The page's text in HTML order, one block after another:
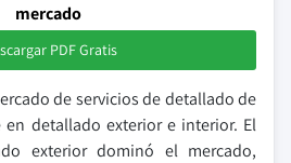
mercado
PDF Gratis
de servicios de detallado de
detallado exterior e interior. El
exterior dominó el mercado,